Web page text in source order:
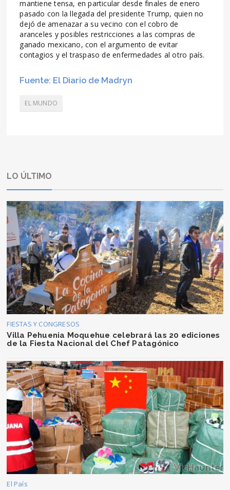
mantiene tensa, en particular desde finales de enero
pasado con la llegada del presidente Trump, quien no
dejó de amenazar a su vecino con el cobro de
aranceles y posibles restricciones a las compras de
ganado mexicano, con el argumento de evitar
contagios y el traspaso de enfermedades al otro país.
Fuente: El Diario de Madryn
EL MUNDO
LO ÚLTIMO
FIESTAS Y CONGRESOS
Villa Pehuenia Moquehue celebrará las 20 ediciones
de la Fiesta Nacional del Chef Patagónico
El País